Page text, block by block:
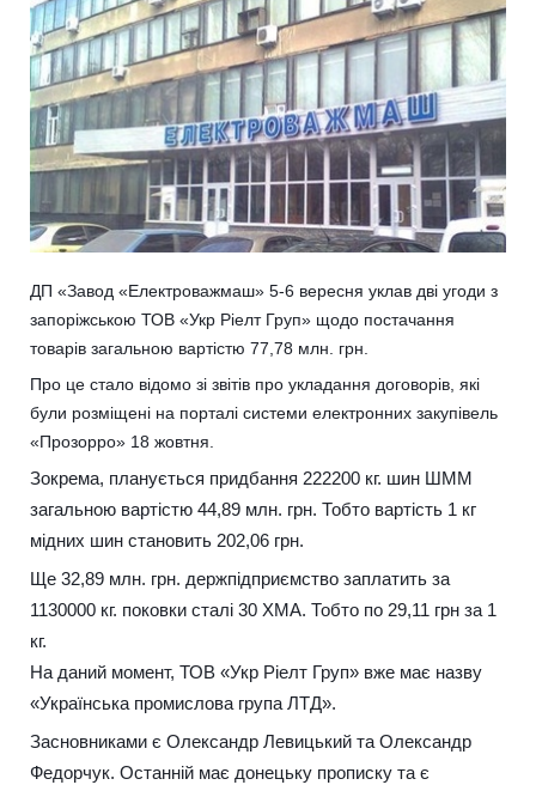
ДП «Завод «Електроважмаш» 5-6 вересня уклав дві угоди з
запоріжською ТОВ «Укр Ріелт Груп» щодо постачання
товарів загальною вартістю 77,78 млн. грн.
Про це стало відомо зі звітів про укладання договорів, які
були розміщені на порталі системи електронних закупівель
«Прозорро» 18 жовтня.
Зокрема, планується придбання 222200 кг. шин ШММ
загальною вартістю 44,89 млн. грн. Тобто вартість 1 кг
мідних шин становить 202,06 грн.
Ще 32,89 млн. грн. держпідприємство заплатить за
1130000 кг. поковки сталі 30 ХМА. Тобто по 29,11 грн за 1
кг.
На даний момент, ТОВ «Укр Ріелт Груп» вже має назву
«Українська промислова група ЛТД».
Засновниками є Олександр Левицький та Олександр
Федорчук. Останній має донецьку прописку та є